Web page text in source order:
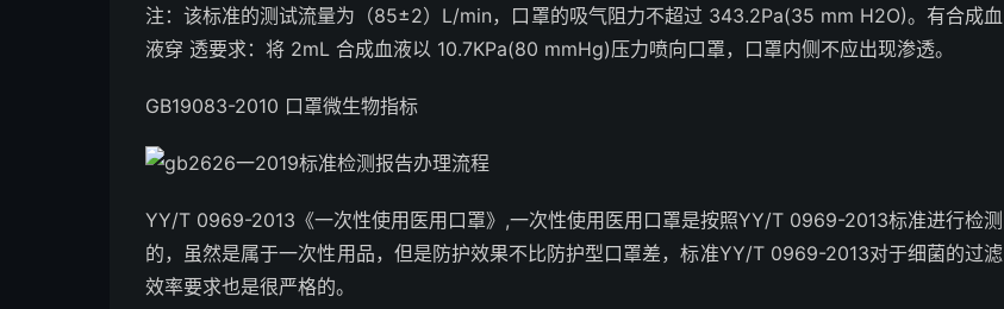
注：该标准的测试流量为（85±2）L/min，口罩的吸气阻力不超过 343.2Pa(35 mm H2O)。有合成血
液穿 透要求：将 2mL 合成血液以 10.7KPa(80 mmHg)压力喷向口罩，口罩内侧不应出现渗透。
GB19083-2010 口罩微生物指标
YY/T 0969-2013《一次性使用医用口罩》,一次性使用医用口罩是按照YY/T 0969-2013标准进行检测
的，虽然是属于一次性用品，但是防护效果不比防护型口罩差，标准YY/T 0969-2013对于细菌的过滤
效率要求也是很严格的。